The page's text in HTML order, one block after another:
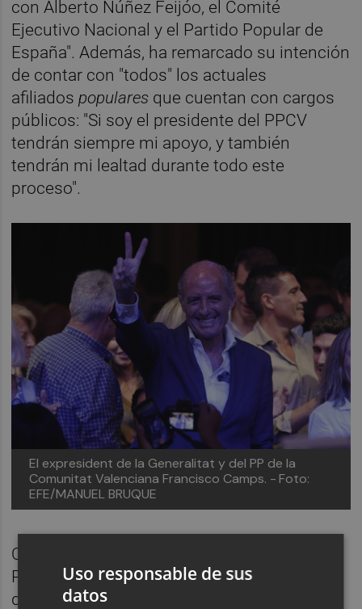
con Alberto Núñez Feijóo, el Comité
Ejecutivo Nacional y el Partido Popular de
España". Además, ha remarcado su intención
de contar con "todos" los actuales
afiliadospopulares que cuentan con cargos
públicos: "Si soy el presidente del PPCV
tendrán siempre mi apoyo, y también
tendrán mi lealtad durante todo este
proceso".
El expresident de la Generalitat y del PP de la
Comunitat Valenciana Francisco Camps. - Foto:
EFE/MANUEL BRUQUE
Camps ha remarcado que es militante del
Partido Popular desde el 1982 y ha
destacado sus "muestras de lealtad" a la
Uso responsable de sus
datos